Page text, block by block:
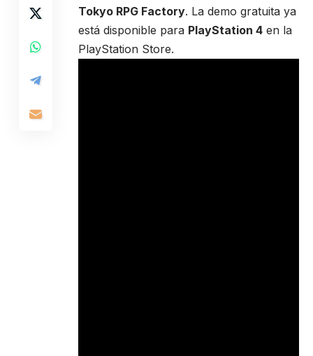
Tokyo RPG Factory. La demo gratuita ya
está disponible para PlayStation 4 en la
PlayStation Store.